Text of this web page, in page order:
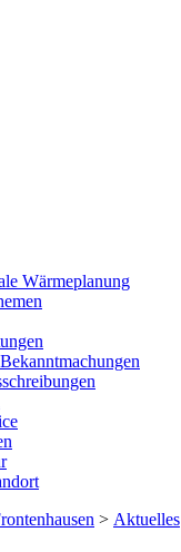
Wärmeplanung
> Aktuelles